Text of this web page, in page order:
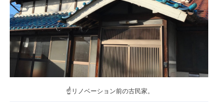
☝リノベーション前の古民家。